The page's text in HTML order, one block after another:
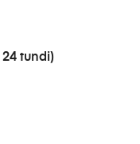
tundi)